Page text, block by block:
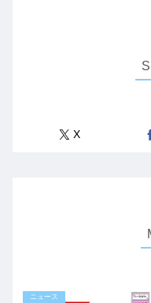
X
ニュース